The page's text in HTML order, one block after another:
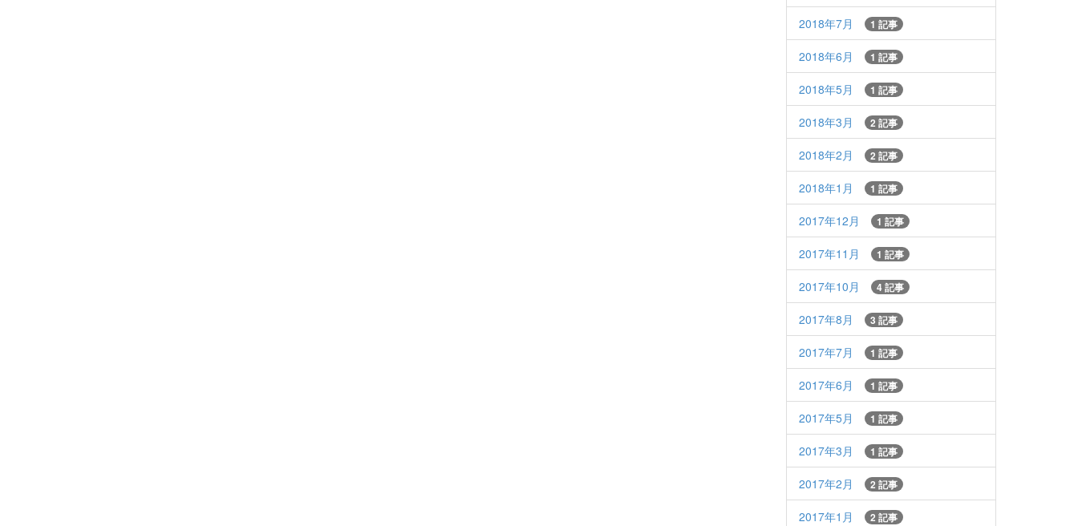
2018年7月 1 記事
2018年6月 1 記事
2018年5月 1 記事
2018年3月 2 記事
2018年2月 2 記事
2018年1月 1 記事
2017年12月 1 記事
2017年11月 1 記事
2017年10月 4 記事
2017年8月 3 記事
2017年7月 1 記事
2017年6月 1 記事
2017年5月 1 記事
2017年3月 1 記事
2017年2月 2 記事
2017年1月 2 記事